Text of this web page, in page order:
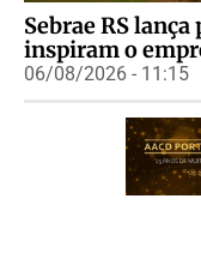
Sebrae RS
inspiram o
06/08/2026 - 11:15